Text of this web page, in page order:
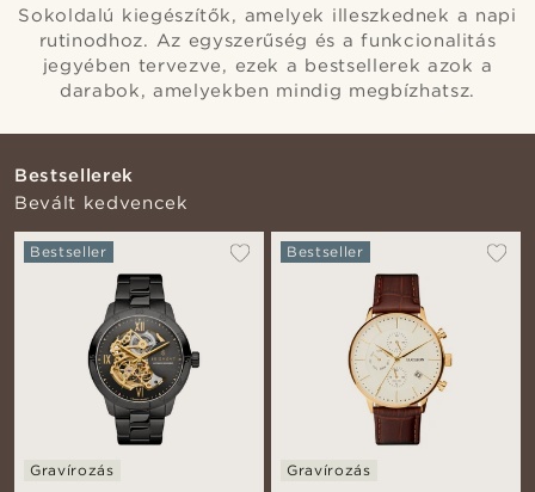
Sokoldalú kiegészítők, amelyek illeszkednek a napi
rutinodhoz. Az egyszerűség és a funkcionalitás
jegyében tervezve, ezek a bestsellerek azok a
darabok, amelyekben mindig megbízhatsz.
Bestsellerek
Bevált kedvencek
Bestseller
Gravírozás
Bestseller
Gravírozás